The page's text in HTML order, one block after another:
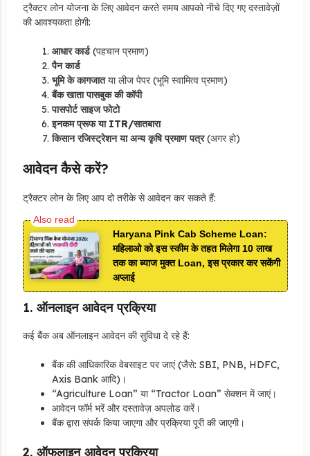
ट्रैक्टर लोन योजना के लिए आवेदन करते समय आपको नीचे दिए गए दस्तावेज़ों
की आवश्यकता होगी:
आधार कार्ड(पहचान प्रमाण)
पैन कार्ड
भूमि के कागजातया लीज पेपर (भूमि स्वामित्व प्रमाण)
बैंक खाता पासबुक की कॉपी
पासपोर्ट साइज फोटो
इनकम प्रूफ या ITR/सातबारा
किसान रजिस्ट्रेशन या अन्य कृषि प्रमाण पत्र(अगर हो)
आवेदन कैसे करें?
ट्रैक्टर लोन के लिए आप दो तरीके से आवेदन कर सकते हैं:
Haryana Pink Cab Scheme Loan:
महिलाओ को इस स्कीम के तहत मिलेगा 10 लाख
तक का ब्याज मुक्त Loan, इस प्रकार कर सकेंगी
अप्लाई
1. ऑनलाइन आवेदन प्रक्रिया
कई बैंक अब ऑनलाइन आवेदन की सुविधा दे रहे हैं:
बैंक की आधिकारिक वेबसाइट पर जाएं (जैसे: SBI, PNB, HDFC,
Axis Bank आदि)।
“Agriculture Loan” या “Tractor Loan” सेक्शन में जाएं।
आवेदन फॉर्म भरें और दस्तावेज़ अपलोड करें।
बैंक द्वारा संपर्क किया जाएगा और प्रक्रिया पूरी की जाएगी।
2. ऑफलाइन आवेदन प्रक्रिया